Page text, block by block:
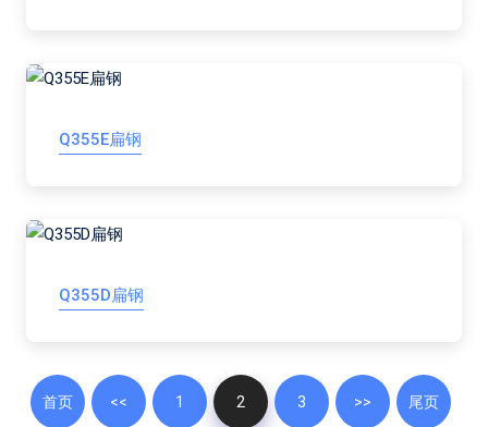
Q355E扁钢
Q355D扁钢
首页 << 1 2 3 >> 尾页